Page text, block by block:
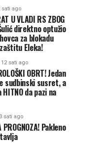
sati ago
U VLADI RS ZBOG
direktno optužio
za blokadu
Eleka!
12 sati ago
OBRT! Jedan
sudbinski susret, a
da pazi na
sati ago
PROGNOZA! Pakleno